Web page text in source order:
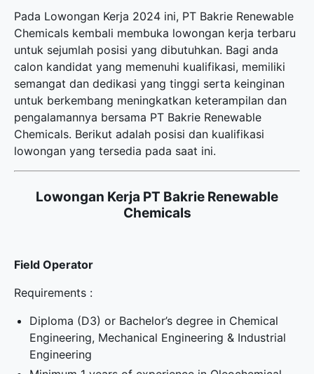
Pada Lowongan Kerja 2024 ini, PT Bakrie Renewable
Chemicals kembali membuka lowongan kerja terbaru
untuk sejumlah posisi yang dibutuhkan. Bagi anda
calon kandidat yang memenuhi kualifikasi, memiliki
semangat dan dedikasi yang tinggi serta keinginan
untuk berkembang meningkatkan keterampilan dan
pengalamannya bersama PT Bakrie Renewable
Chemicals. Berikut adalah posisi dan kualifikasi
lowongan yang tersedia pada saat ini.
Lowongan Kerja PT Bakrie Renewable
Chemicals
Field Operator
Requirements :
Diploma (D3) or Bachelor’s degree in Chemical
Engineering, Mechanical Engineering & Industrial
Engineering